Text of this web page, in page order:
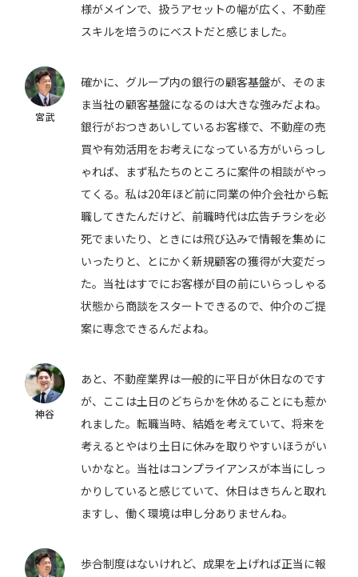
様がメインで、扱うアセットの幅が広く、不動産
スキルを培うのにベストだと感じました。
宮武
確かに、グループ内の銀行の顧客基盤が、そのま
ま当社の顧客基盤になるのは大きな強みだよね。
銀行がおつきあいしているお客様で、不動産の売
買や有効活用をお考えになっている方がいらっし
ゃれば、まず私たちのところに案件の相談がやっ
てくる。私は20年ほど前に同業の仲介会社から転
職してきたんだけど、前職時代は広告チラシを必
死でまいたり、ときには飛び込みで情報を集めに
いったりと、とにかく新規顧客の獲得が大変だっ
た。当社はすでにお客様が目の前にいらっしゃる
状態から商談をスタートできるので、仲介のご提
案に専念できるんだよね。
神谷
あと、不動産業界は一般的に平日が休日なのです
が、ここは土日のどちらかを休めることにも惹か
れました。転職当時、結婚を考えていて、将来を
考えるとやはり土日に休みを取りやすいほうがい
いかなと。当社はコンプライアンスが本当にしっ
かりしていると感じていて、休日はきちんと取れ
ますし、働く環境は申し分ありませんね。
歩合制度はないけれど、成果を上げれば正当に報